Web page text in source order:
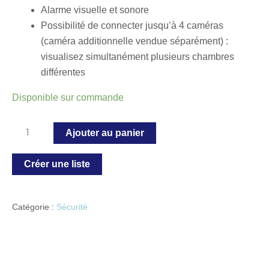
Alarme visuelle et sonore
Possibilité de connecter jusqu’à 4 caméras
(caméra additionnelle vendue séparément) :
visualisez simultanément plusieurs chambres
différentes
Disponible sur commande
Ajouter au panier
Créer une liste
Catégorie : Sécurité